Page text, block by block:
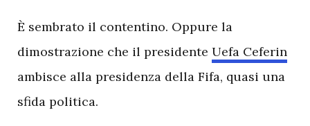
È sembrato il contentino. Oppure la
dimostrazione che il presidente Uefa Ceferin
ambisce alla presidenza della Fifa, quasi una
sfida politica.